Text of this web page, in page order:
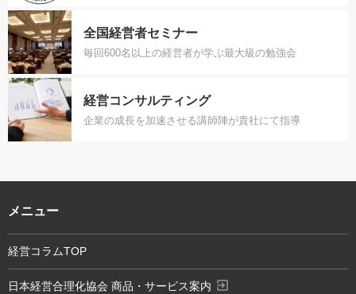
全国経営者セミナー
毎回600名以上の経営者が学ぶ最大級の勉強会
経営コンサルティング
企業の成長を加速させる講師陣が貴社にて指導
メニュー
経営コラムTOP
日本経営合理化協会 商品・サービス案内 exit_to_app